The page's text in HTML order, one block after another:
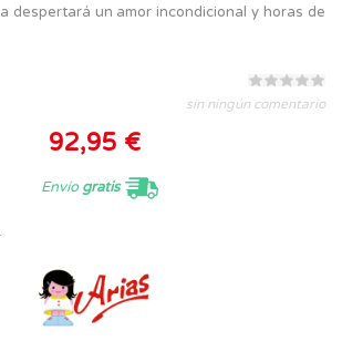
despertará un amor incondicional y horas de
sin ningún comentario
92,95 €
Envíogratis